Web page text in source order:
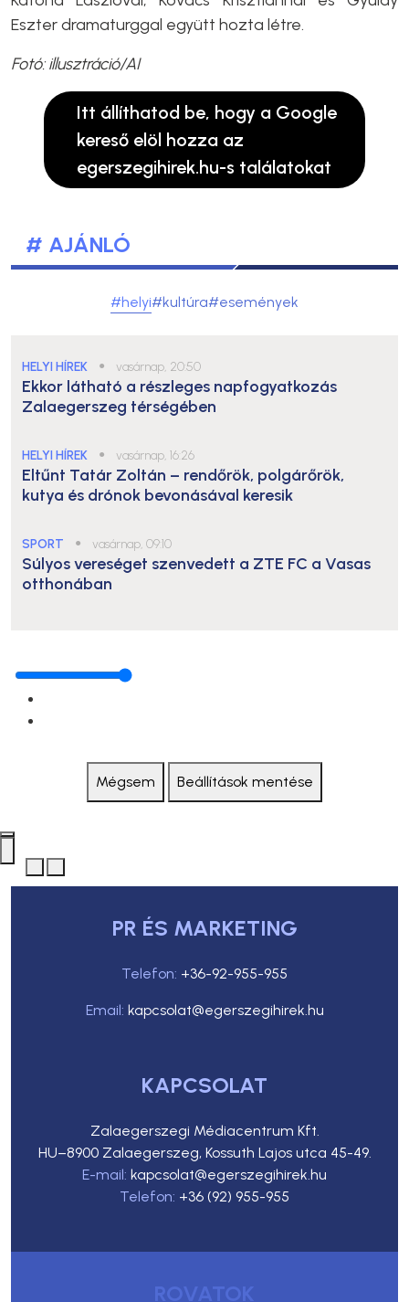
Eszter dramaturggal együtt hozta létre.
Fotó: illusztráció/AI
Itt állíthatod be, hogy a Google
kereső elöl hozza az
egerszegihirek.hu-s találatokat
# AJÁNLÓ
#helyi#kultúra#események
HELYI HÍREK ● vasárnap, 20:50
Ekkor látható a részleges napfogyatkozás
Zalaegerszeg térségében
HELYI HÍREK ● vasárnap, 16:26
Eltűnt Tatár Zoltán – rendőrök, polgárőrök,
kutya és drónok bevonásával keresik
SPORT ● vasárnap, 09:10
Súlyos vereséget szenvedett a ZTE FC a Vasas
otthonában
Mégsem Beállítások mentése
PR ÉS MARKETING
Telefon: +36-92-955-955
Email: kapcsolat@egerszegihirek.hu
KAPCSOLAT
Zalaegerszegi Médiacentrum Kft.
HU–8900 Zalaegerszeg, Kossuth Lajos utca 45-49.
E-mail: kapcsolat@egerszegihirek.hu
Telefon: +36 (92) 955-955
ROVATOK